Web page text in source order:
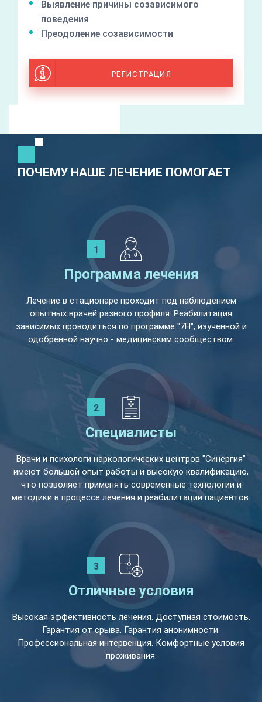
Выявление причины созависимого
поведения
Преодоление созависимости
РЕГИСТРАЦИЯ
ПОЧЕМУ НАШЕ ЛЕЧЕНИЕ ПОМОГАЕТ
Программа лечения
Лечение в стационаре проходит под наблюдением
опытных врачей разного профиля. Реабилитация
зависимых проводиться по программе "7Н", изученной и
одобренной научно - медицинским сообществом.
Специалисты
Врачи и психологи наркологических центров "Синергия"
имеют большой опыт работы и высокую квалификацию,
что позволяет применять современные технологии и
методики в процессе лечения и реабилитации пациентов.
Отличные условия
Высокая эффективность лечения. Доступная стоимость.
Гарантия от срыва. Гарантия анонимности.
Профессиональная интервенция. Комфортные условия
проживания.